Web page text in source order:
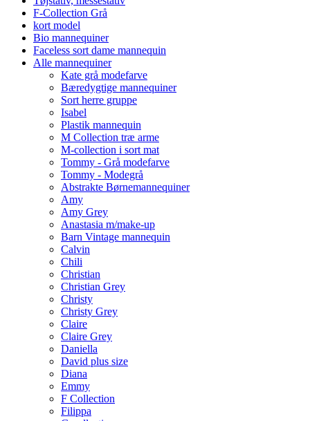
F-Collection Grå
kort model
Bio mannequiner
Faceless sort dame mannequin
Alle mannequiner
Kate grå modefarve
Bæredygtige mannequiner
Sort herre gruppe
Isabel
Plastik mannequin
M Collection træ arme
M-collection i sort mat
Tommy - Grå modefarve
Tommy - Modegrå
Abstrakte Børnemannequiner
Amy
Amy Grey
Anastasia m/make-up
Barn Vintage mannequin
Calvin
Chili
Christian
Christian Grey
Christy
Christy Grey
Claire
Claire Grey
Daniella
David plus size
Diana
Emmy
F Collection
Filippa